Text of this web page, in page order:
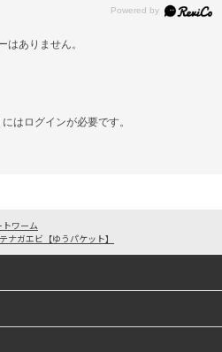
はありません。
は ログインが必要です。
トワーム
ナガエビ【ゆうパケット】